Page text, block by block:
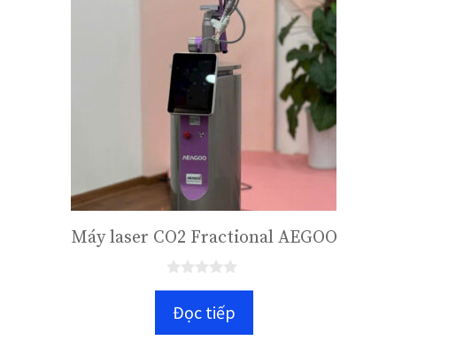
Máy laser CO2 Fractional AEGOO
gĐọc tiếp